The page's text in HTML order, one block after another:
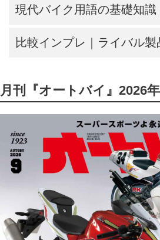
現代バイク用語の基礎知識
比較インプレ｜ライバル製
月刊『オートバイ』2026